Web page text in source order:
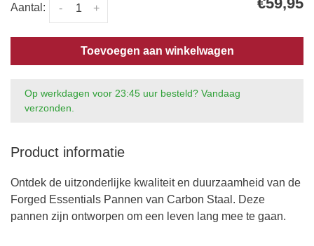
Aantal: +
-
Toevoegen aan winkelwagen
Op werkdagen voor 23:45 uur besteld? Vandaag
verzonden.
Product informatie
Ontdek de uitzonderlijke kwaliteit en duurzaamheid van de
Forged Essentials Pannen van Carbon Staal. Deze
pannen zijn ontworpen om een leven lang mee te gaan.